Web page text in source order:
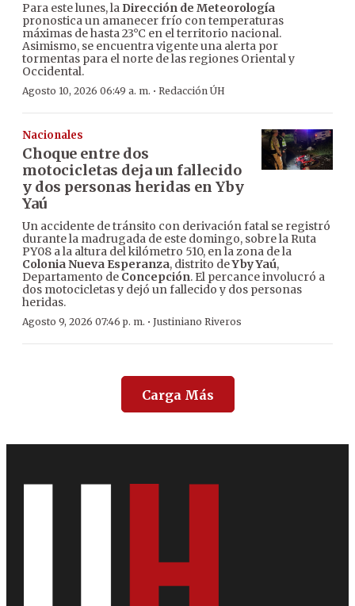
Para este lunes, la Dirección de Meteorología
pronostica un amanecer frío con temperaturas
máximas de hasta 23°C en el territorio nacional.
Asimismo, se encuentra vigente una alerta por
tormentas para el norte de las regiones Oriental y
Occidental.
Agosto 10, 2026 06:49 a. m. · Redacción ÚH
Nacionales
Choque entre dos
motocicletas deja un fallecido
y dos personas heridas en Yby
Yaú
Un accidente de tránsito con derivación fatal se registró
durante la madrugada de este domingo, sobre la Ruta
PY08 a la altura del kilómetro 510, en la zona de la
Colonia Nueva Esperanza, distrito deYby Yaú,
Departamento de Concepción. El percance involucró a
dos motocicletas y dejó un fallecido y dos personas
heridas.
Agosto 9, 2026 07:46 p. m. · Justiniano Riveros
Carga Más